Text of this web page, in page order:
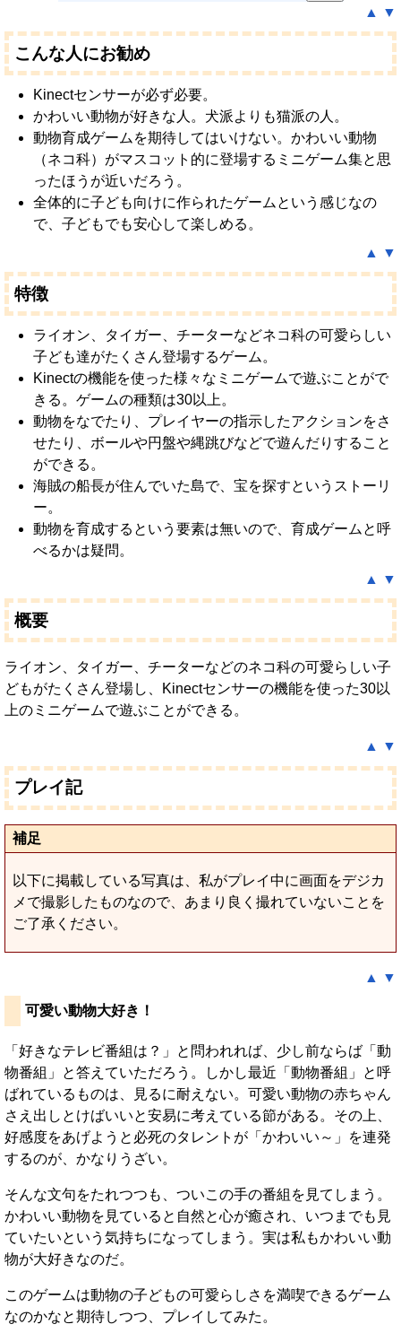
▲
▼
こんな人にお勧め
Kinectセンサーが必ず必要。
かわいい動物が好きな人。犬派よりも猫派の人。
動物育成ゲームを期待してはいけない。かわいい動物
（ネコ科）がマスコット的に登場するミニゲーム集と思
ったほうが近いだろう。
全体的に子ども向けに作られたゲームという感じなの
で、子どもでも安心して楽しめる。
▲
▼
特徴
ライオン、タイガー、チーターなどネコ科の可愛らしい
子ども達がたくさん登場するゲーム。
Kinectの機能を使った様々なミニゲームで遊ぶことがで
きる。ゲームの種類は30以上。
動物をなでたり、プレイヤーの指示したアクションをさ
せたり、ボールや円盤や縄跳びなどで遊んだりすること
ができる。
海賊の船長が住んでいた島で、宝を探すというストーリ
ー。
動物を育成するという要素は無いので、育成ゲームと呼
べるかは疑問。
▲
▼
概要
ライオン、タイガー、チーターなどのネコ科の可愛らしい子
どもがたくさん登場し、Kinectセンサーの機能を使った30以
上のミニゲームで遊ぶことができる。
▲ ▼
プレイ記
補足
以下に掲載している写真は、私がプレイ中に画面をデジカ
メで撮影したものなので、あまり良く撮れていないことを
ご了承ください。
▲ ▼
可愛い動物大好き！
「好きなテレビ番組は？」と問われれば、少し前ならば「動
物番組」と答えていただろう。しかし最近「動物番組」と呼
ばれているものは、見るに耐えない。可愛い動物の赤ちゃん
さえ出しとけばいいと安易に考えている節がある。その上、
好感度をあげようと必死のタレントが「かわいい～」を連発
するのが、かなりうざい。
そんな文句をたれつつも、ついこの手の番組を見てしまう。
かわいい動物を見ていると自然と心が癒され、いつまでも見
ていたいという気持ちになってしまう。実は私もかわいい動
物が大好きなのだ。
このゲームは動物の子どもの可愛らしさを満喫できるゲーム
なのかなと期待しつつ、プレイしてみた。